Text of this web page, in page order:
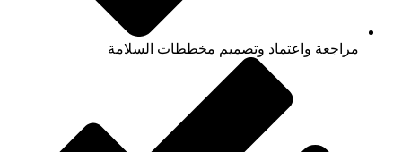
مراجعة واعتماد وتصميم مخططات السلامة